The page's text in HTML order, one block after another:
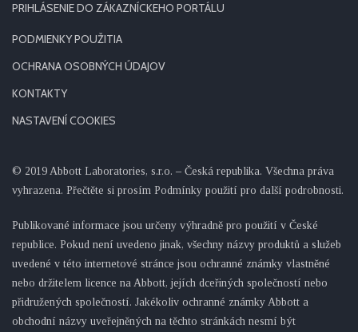
PRIHLÁSENIE DO ZÁKAZNÍCKEHO PORTÁLU
PODMIENKY POUŽITIA
OCHRANA OSOBNÝCH ÚDAJOV
KONTAKTY
NASTAVENÍ COOKIES
© 2019 Abbott Laboratories, s.r.o. – Česká republika. Všechna práva
vyhrazena. Přečtěte si prosím Podmínky použití pro další podrobnosti.
Publikované informace jsou určeny výhradně pro použití v České
republice. Pokud není uvedeno jinak, všechny názvy produktů a služeb
uvedené v této internetové stránce jsou ochranné známky vlastněné
nebo držitelem licence na Abbott, jejích dceřiných společností nebo
přidružených společností. Jakékoliv ochranné známky Abbott a
obchodní názvy uveřejněných na těchto stránkách nesmí být